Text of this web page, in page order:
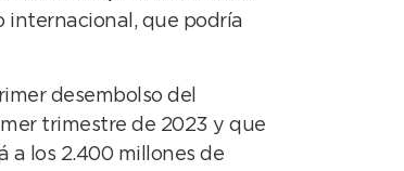
internacional, que podría
desembolso del
trimestre de 2023 y que
a los 2.400 millones de